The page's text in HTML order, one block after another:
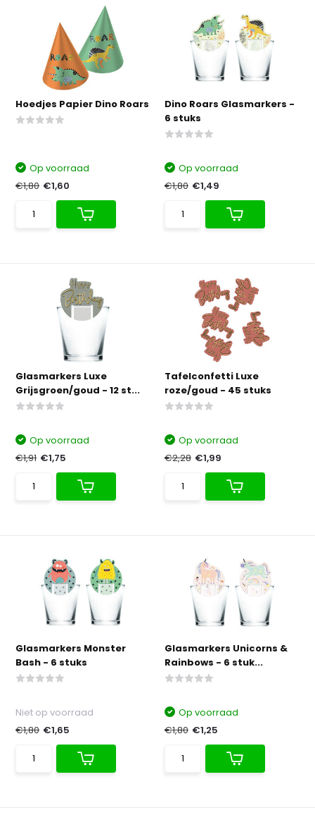
Hoedjes Papier Dino Roars
Op voorraad
€1,80 €1,60
Dino Roars Glasmarkers -
6 stuks
Op voorraad
€1,80 €1,49
Glasmarkers Luxe
Grijsgroen/goud - 12 st...
Op voorraad
€1,91 €1,75
Tafelconfetti Luxe
roze/goud - 45 stuks
Op voorraad
€2,28 €1,99
Glasmarkers Monster
Bash - 6 stuks
Niet op voorraad
€1,80 €1,65
Glasmarkers Unicorns &
Rainbows - 6 stuk...
Op voorraad
€1,80 €1,25